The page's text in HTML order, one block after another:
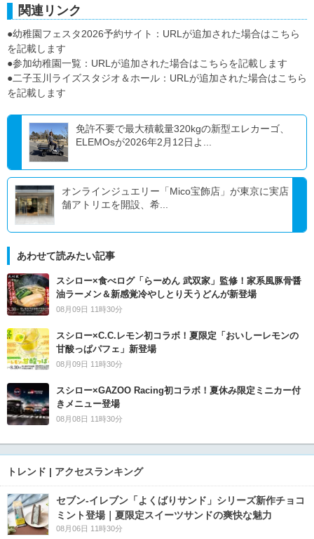
関連リンク
●幼稚園フェスタ2026予約サイト：URLが追加された場合はこちら
を記載します
●参加幼稚園一覧：URLが追加された場合はこちらを記載します
●二子玉川ライズスタジオ＆ホール：URLが追加された場合はこちら
を記載します
免許不要で最大積載量320kgの新型エレカーゴ、
ELEMOsが2026年2月12日よ...
オンラインジュエリー「Mico宝飾店」が東京に実店
舗アトリエを開設、希...
あわせて読みたい記事
スシロー×食べログ「らーめん 武双家」監修！家系風豚骨醤
油ラーメン＆新感覚冷やしとり天うどんが新登場
08月09日 11時30分
スシロー×C.C.レモン初コラボ！夏限定「おいしーレモンの
甘酸っぱパフェ」新登場
08月09日 11時30分
スシロー×GAZOO Racing初コラボ！夏休み限定ミニカー付
きメニュー登場
08月08日 11時30分
トレンド | アクセスランキング
セブン‐イレブン「よくばりサンド」シリーズ新作チョコ
ミント登場｜夏限定スイーツサンドの爽快な魅力
08月06日 11時30分